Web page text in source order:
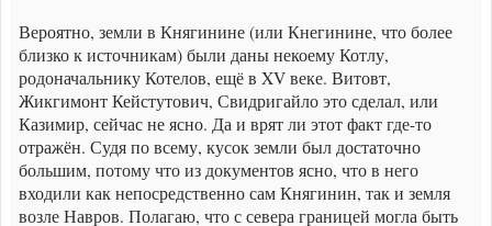
Вероятно, земли в Княгинине (или Кнегинине, что более
близко к источникам) были даны некоему Котлу,
родоначальнику Котелов, ещё в XV веке. Витовт,
Жикгимонт Кейстутович, Свидригайло это сделал, или
Казимир, сейчас не ясно. Да и врят ли этот факт где-то
отражён. Судя по всему, кусок земли был достаточно
большим, потому что из документов ясно, что в него
входили как непосредственно сам Княгинин, так и земля
возле Навров. Полагаю, что с севера границей могла быть